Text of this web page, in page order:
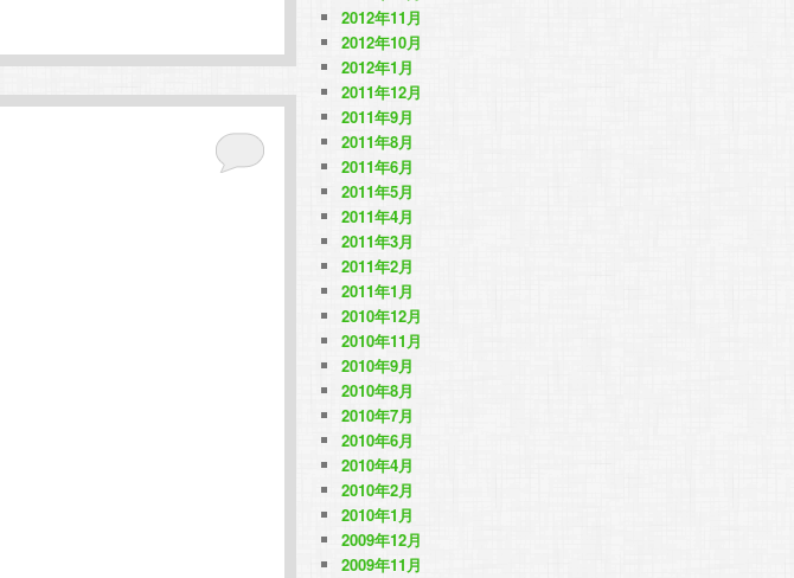
2012年11月
2012年10月
2012年1月
2011年12月
2011年9月
2011年8月
2011年6月
2011年5月
2011年4月
2011年3月
2011年2月
2011年1月
2010年12月
2010年11月
2010年9月
2010年8月
2010年7月
2010年6月
2010年4月
2010年2月
2010年1月
2009年12月
2009年11月